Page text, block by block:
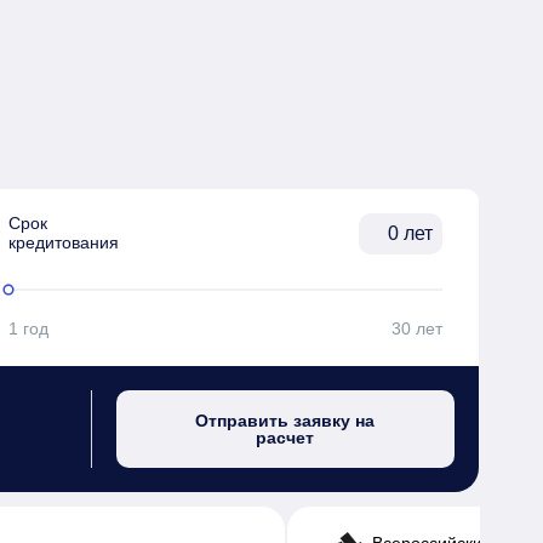
Срок
кредитования
лет
1 год 30 лет
Отправить заявку на
расчет